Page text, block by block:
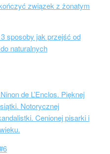
związek z żonatym
sposoby jak przejść od
naturalnych
de L’Enclos. Pięknej
Notorycznej
Cenionej pisarki i